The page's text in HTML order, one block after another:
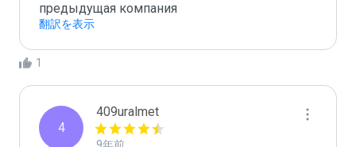
предыдущая компания
翻訳を表示
1
4
409uralmet